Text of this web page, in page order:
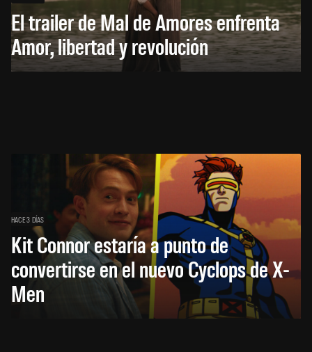
El trailer de Mal de Amores enfrenta
Amor, libertad y revolución
HACE 3 DÍAS
Kit Connor estaría a punto de
convertirse en el nuevo Cyclops de X-
Men